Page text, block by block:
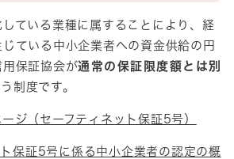
ている業種に属することにより、経
ている中小企業者への資金供給の円
保証協会が通常の保証限度額とは別
制度です。
ジ（セーフティネット保証5号）
保証5号に係る中小企業者の認定の概